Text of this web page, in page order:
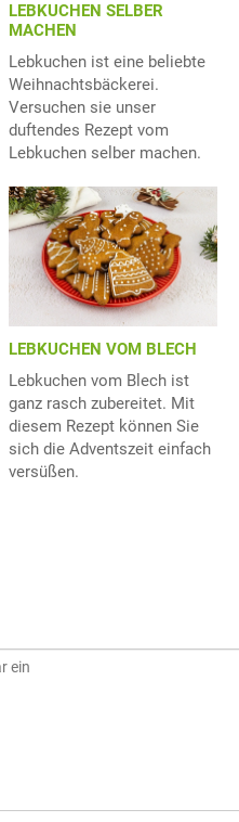
LEBKUCHEN SELBER
MACHEN
Lebkuchen ist eine beliebte
Weihnachtsbäckerei.
Versuchen sie unser
duftendes Rezept vom
Lebkuchen selber machen.
LEBKUCHEN VOM BLECH
Lebkuchen vom Blech ist
ganz rasch zubereitet. Mit
diesem Rezept können Sie
sich die Adventszeit einfach
versüßen.